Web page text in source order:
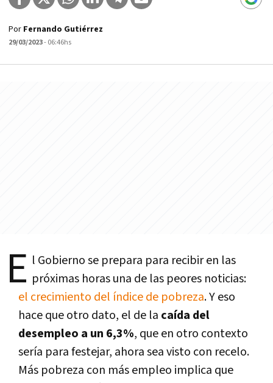
Por Fernando Gutiérrez
29/03/2023- 06:46hs
E l Gobierno se prepara para recibir en las
próximas horas una de las peores noticias:
el crecimiento del índice de pobreza. Y eso
hace que otro dato, el de la caída del
desempleo a un 6,3%, que en otro contexto
sería para festejar, ahora sea visto con recelo.
Más pobreza con más empleo implica que